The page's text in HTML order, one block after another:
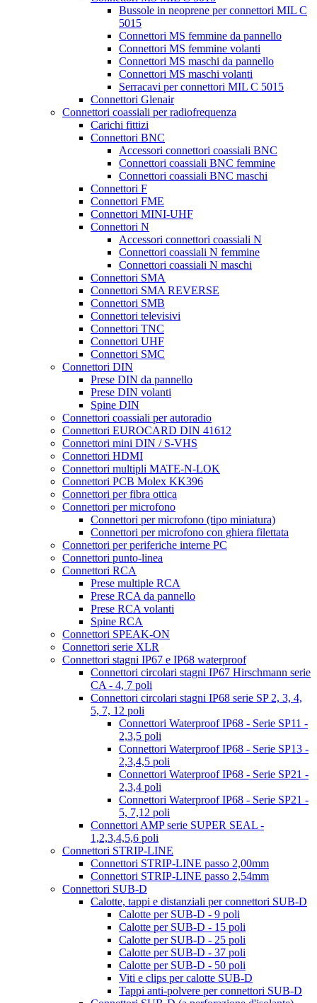
Bussole in neoprene per connettori MIL C
5015
Connettori MS femmine da pannello
Connettori MS femmine volanti
Connettori MS maschi da pannello
Connettori MS maschi volanti
Serracavi per connettori MIL C 5015
Connettori Glenair
Connettori coassiali per radiofrequenza
Carichi fittizi
Connettori BNC
Accessori connettori coassiali BNC
Connettori coassiali BNC femmine
Connettori coassiali BNC maschi
Connettori F
Connettori FME
Connettori MINI-UHF
Connettori N
Accessori connettori coassiali N
Connettori coassiali N femmine
Connettori coassiali N maschi
Connettori SMA
Connettori SMA REVERSE
Connettori SMB
Connettori televisivi
Connettori TNC
Connettori UHF
Connettori SMC
Connettori DIN
Prese DIN da pannello
Prese DIN volanti
Spine DIN
Connettori coassiali per autoradio
Connettori EUROCARD DIN 41612
Connettori mini DIN / S-VHS
Connettori HDMI
Connettori multipli MATE-N-LOK
Connettori PCB Molex KK396
Connettori per fibra ottica
Connettori per microfono
Connettori per microfono (tipo miniatura)
Connettori per microfono con ghiera filettata
Connettori per periferiche interne PC
Connettori punto-linea
Connettori RCA
Prese multiple RCA
Prese RCA da pannello
Prese RCA volanti
Spine RCA
Connettori SPEAK-ON
Connettori serie XLR
Connettori stagni IP67 e IP68 waterproof
Connettori circolari stagni IP67 Hirschmann serie
CA - 4, 7 poli
Connettori circolari stagni IP68 serie SP 2, 3, 4,
5, 7, 12 poli
Connettori Waterproof IP68 - Serie SP11 -
2,3,5 poli
Connettori Waterproof IP68 - Serie SP13 -
2,3,4,5 poli
Connettori Waterproof IP68 - Serie SP21 -
2,3,4 poli
Connettori Waterproof IP68 - Serie SP21 -
5, 7,12 poli
Connettori AMP serie SUPER SEAL -
1,2,3,4,5,6 poli
Connettori STRIP-LINE
Connettori STRIP-LINE passo 2,00mm
Connettori STRIP-LINE passo 2,54mm
Connettori SUB-D
Calotte, tappi e distanziali per connettori SUB-D
Calotte per SUB-D - 9 poli
Calotte per SUB-D - 15 poli
Calotte per SUB-D - 25 poli
Calotte per SUB-D - 37 poli
Calotte per SUB-D - 50 poli
Viti e clips per calotte SUB-D
Tappi anti-polvere per connettori SUB-D